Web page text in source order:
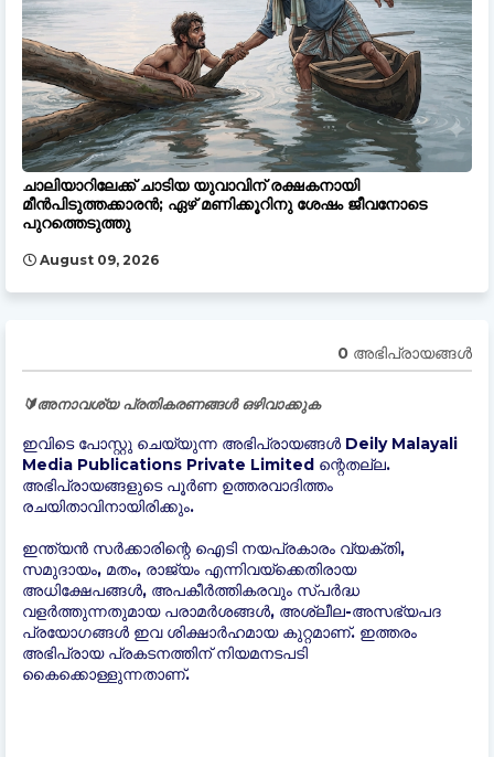
ചാലിയാറിലേക്ക് ചാടിയ യുവാവിന് രക്ഷകനായി
മീൻപിടുത്തക്കാരൻ; ഏഴ് മണിക്കൂറിനു ശേഷം ജീവനോടെ
പുറത്തെടുത്തു
August 09, 2026
0 അഭിപ്രായങ്ങള്‍
🔰അനാവശ്യ പ്രതികരണങ്ങൾ ഒഴിവാക്കുക
ഇവിടെ പോസ്റ്റു ചെയ്യുന്ന അഭിപ്രായങ്ങൾ Deily Malayali
Media Publications Private Limited ന്റെതല്ല.
അഭിപ്രായങ്ങളുടെ പൂർണ ഉത്തരവാദിത്തം
രചയിതാവിനായിരിക്കും.
ഇന്ത്യന്‍ സർക്കാരിന്റെ ഐടി നയപ്രകാരം വ്യക്തി,
സമുദായം, മതം, രാജ്യം എന്നിവയ്ക്കെതിരായ
അധിക്ഷേപങ്ങൾ, അപകീർത്തികരവും സ്പർദ്ധ
വളർത്തുന്നതുമായ പരാമർശങ്ങൾ, അശ്ലീല-അസഭ്യപദ
പ്രയോഗങ്ങൾ ഇവ ശിക്ഷാർഹമായ കുറ്റമാണ്. ഇത്തരം
അഭിപ്രായ പ്രകടനത്തിന് നിയമനടപടി
കൈക്കൊള്ളുന്നതാണ്.